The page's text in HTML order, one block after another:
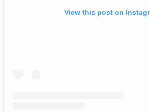
View this post on